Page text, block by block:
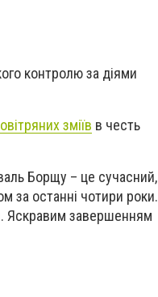
контролю за діями
зміїв в честь
Борщу – це сучасний,
за останні чотири роки.
Яскравим завершенням